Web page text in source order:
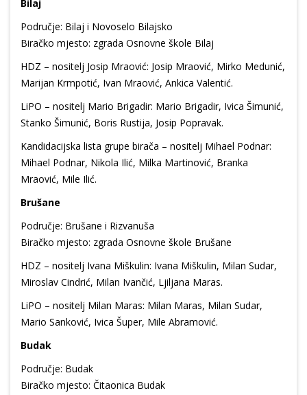
Bilaj
Područje: Bilaj i Novoselo Bilajsko
Biračko mjesto: zgrada Osnovne škole Bilaj
HDZ – nositelj Josip Mraović: Josip Mraović, Mirko Medunić,
Marijan Krmpotić, Ivan Mraović, Ankica Valentić.
LiPO – nositelj Mario Brigadir: Mario Brigadir, Ivica Šimunić,
Stanko Šimunić, Boris Rustija, Josip Popravak.
Kandidacijska lista grupe birača – nositelj Mihael Podnar:
Mihael Podnar, Nikola Ilić, Milka Martinović, Branka
Mraović, Mile Ilić.
Brušane
Područje: Brušane i Rizvanuša
Biračko mjesto: zgrada Osnovne škole Brušane
HDZ – nositelj Ivana Miškulin: Ivana Miškulin, Milan Sudar,
Miroslav Cindrić, Milan Ivančić, Ljiljana Maras.
LiPO – nositelj Milan Maras: Milan Maras, Milan Sudar,
Mario Sanković, Ivica Šuper, Mile Abramović.
Budak
Područje: Budak
Biračko mjesto: Čitaonica Budak